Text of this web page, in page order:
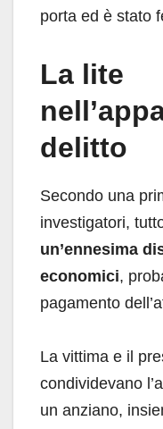
porta ed è stato
La lite
delitto
Secondo una
investigatori,
un’ennesima
economici,
pagamento
La vittima e il
condividevano
un anziano,